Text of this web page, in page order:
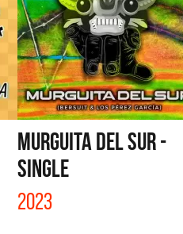
MURGUITA DEL SUR -
SINGLE
2023